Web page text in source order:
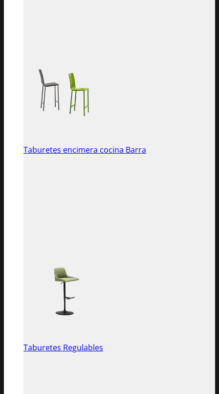
Taburetes encimera cocina Barra
Taburetes Regulables